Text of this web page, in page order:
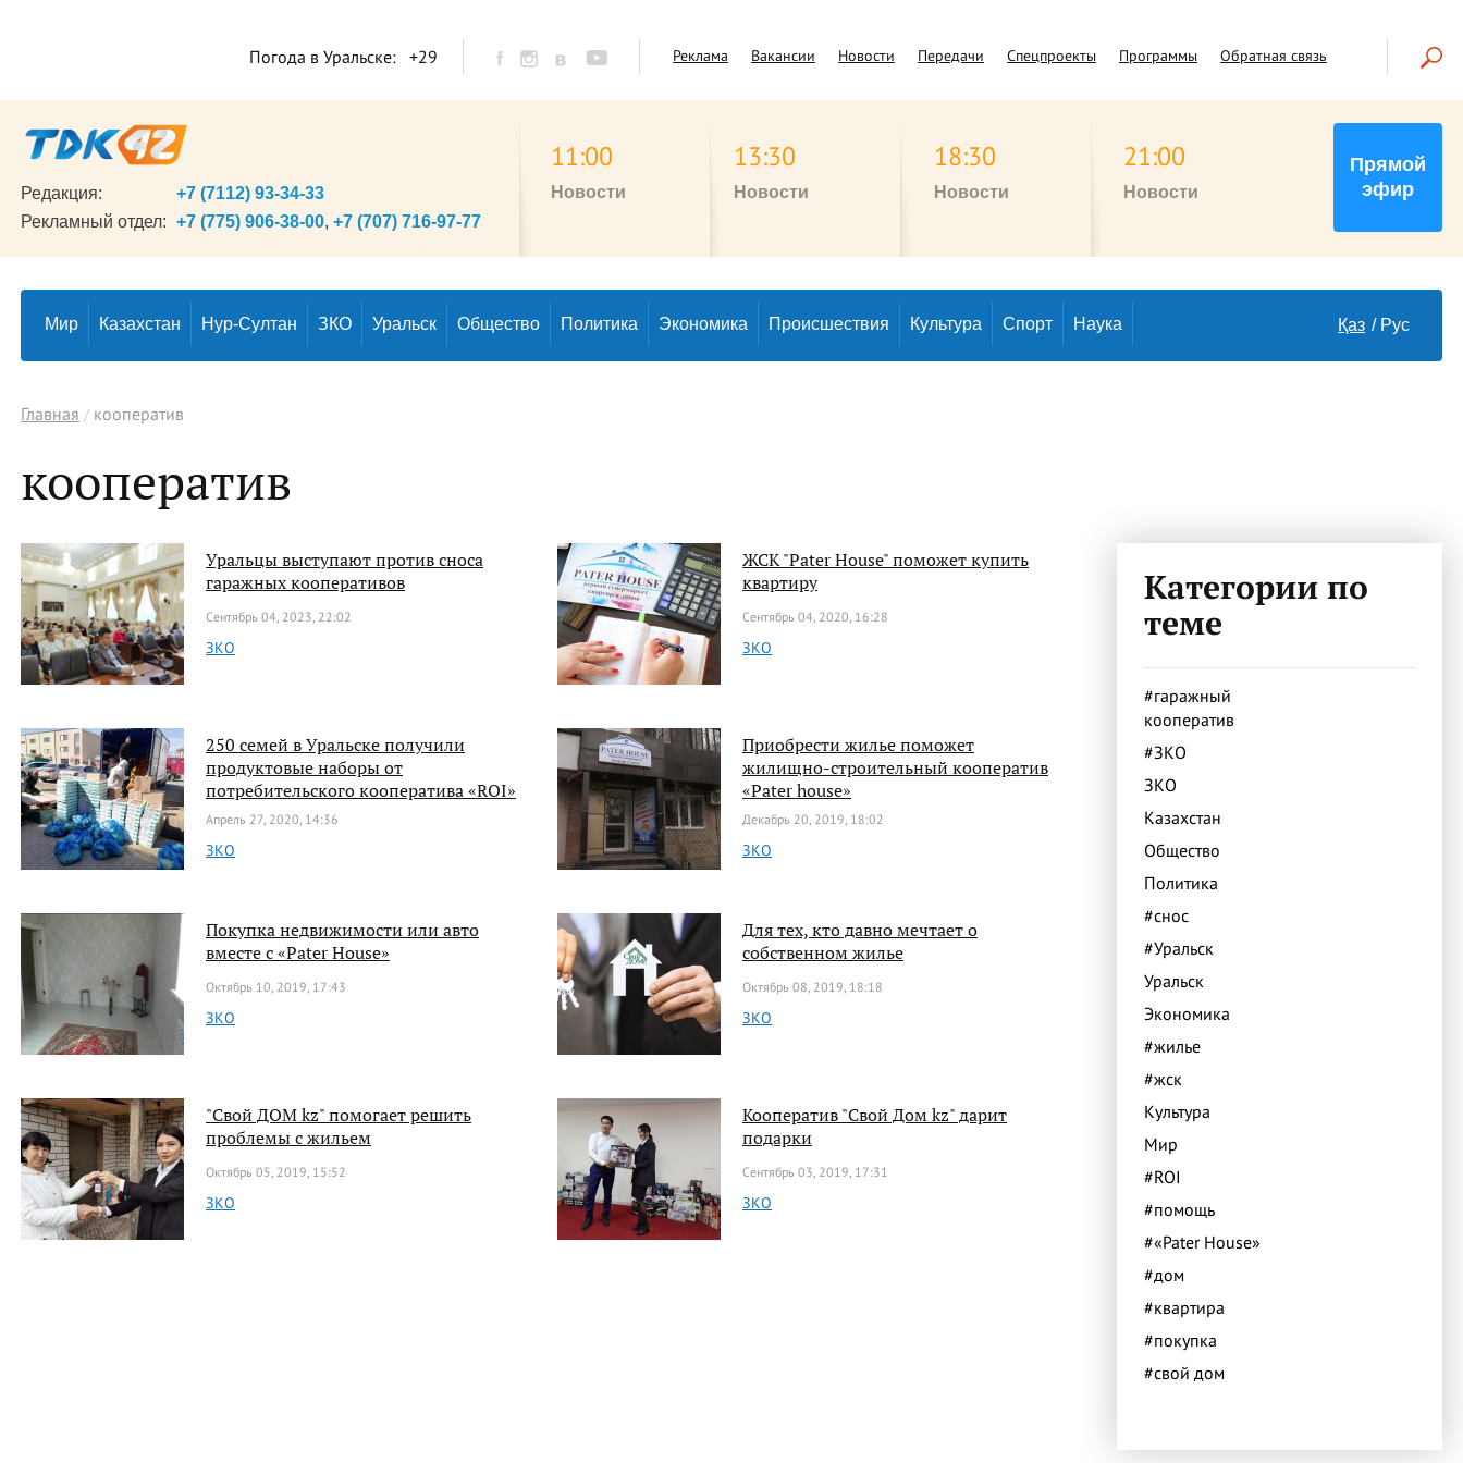
Погода в Уральске: +29 Реклама Вакансии Новости Передачи Спецпроекты Программы Обратная связь
Редакция:
+7 (7112) 93-34-33
Рекламный отдел: +7 (775) 906-38-00, +7 (707) 716-97-77
11:00
Новости
13:30
Новости
18:30
Новости
21:00
Новости
Прямой
эфир
Мир Казахстан Нур-Султан ЗКО Уральск Общество Политика Экономика Происшествия Культура Спорт Наука Қаз Рус
Главная кооператив
кооператив
Уральцы выступают против сноса
гаражных кооперативов
Сентябрь 04, 2023, 22:02
ЗКО
ЖСК "Pater House" поможет купить
квартиру
Сентябрь 04, 2020, 16:28
ЗКО
250 семей в Уральске получили
продуктовые наборы от
потребительского кооператива «ROI»
Апрель 27, 2020, 14:36
ЗКО
Приобрести жилье поможет
жилищно-строительный кооператив
«Pаter house»
Декабрь 20, 2019, 18:02
ЗКО
Покупка недвижимости или авто
вместе с «Pater House»
Октябрь 10, 2019, 17:43
ЗКО
Для тех, кто давно мечтает о
собственном жилье
Октябрь 08, 2019, 18:18
ЗКО
"Свой ДОМ kz" помогает решить
проблемы с жильем
Октябрь 05, 2019, 15:52
ЗКО
Кооператив "Свой Дом kz" дарит
подарки
Сентябрь 03, 2019, 17:31
ЗКО
Категории по
теме
#гаражный
кооператив
#ЗКО
ЗКО
Казахстан
Общество
Политика
#снос
#Уральск
Уральск
Экономика
#жилье
#жск
Культура
Мир
#ROI
#помощь
#«Pater House»
#дом
#квартира
#покупка
#свой дом